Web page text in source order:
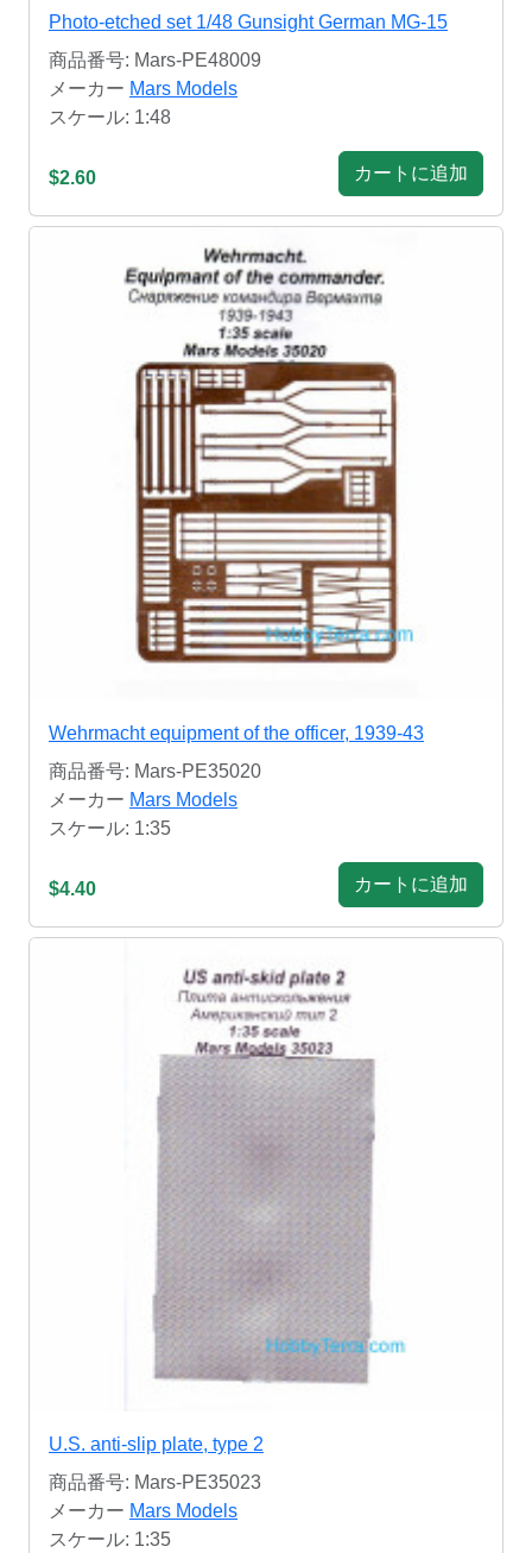
Photo-etched set 1/48 Gunsight German MG-15
商品番号: Mars-PE48009
メーカー Mars Models
スケール: 1:48
$2.60 カートに追加
Wehrmacht equipment of the officer, 1939-43
商品番号: Mars-PE35020
メーカー Mars Models
スケール: 1:35
$4.40 カートに追加
U.S. anti-slip plate, type 2
商品番号: Mars-PE35023
メーカー Mars Models
スケール: 1:35